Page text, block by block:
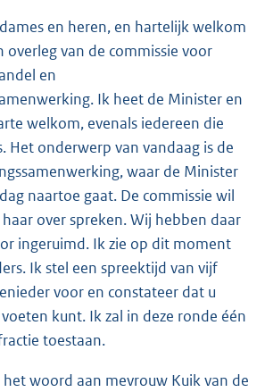
en heren, en hartelijk welkom
overleg van de commissie voor
en
Ik heet de Minister en
welkom, evenals iedereen die
Het onderwerp van vandaag is de
waar de Minister
naartoe gaat. De commissie wil
over spreken. Wij hebben daar
ingeruimd. Ik zie op dit moment
Ik stel een spreektijd van vijf
voor en constateer dat u
kunt. Ik zal in deze ronde één
toestaan.
het woord aan mevrouw Kuik van de